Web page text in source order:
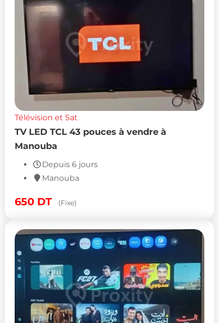
Télévision et Sat
TV LED TCL 43 pouces à vendre à
Manouba
Depuis 6 jours
Manouba
650 DT (Fixe)